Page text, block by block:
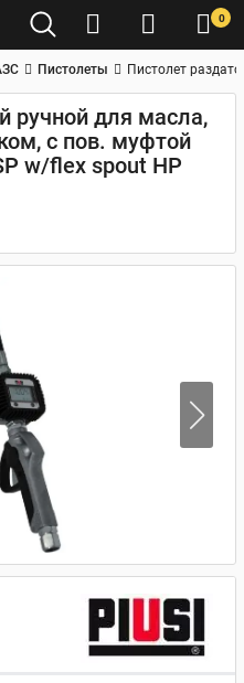
0
Пистолеты Пистолет
ручной для масла,
с пов. муфтой
w/flex spout HP